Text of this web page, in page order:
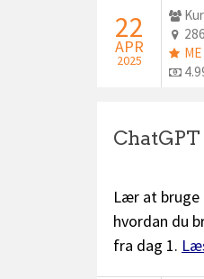
STARTDATO:
22
APR
2025
Sted:
ME
plus:
ME
Dage:
Pris:
Lær at bruge
hvordan du
fra dag 1.